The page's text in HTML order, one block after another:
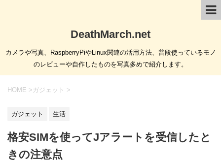
DeathMarch.net
カメラや写真、RaspberryPiやLinux関連の活用方法、普段使っているモノ
のレビューや自作したものを写真多めで紹介します。
HOME > ガジェット >
ガジェット 生活
格安SIMを使ってJアラートを受信したと
きの注意点